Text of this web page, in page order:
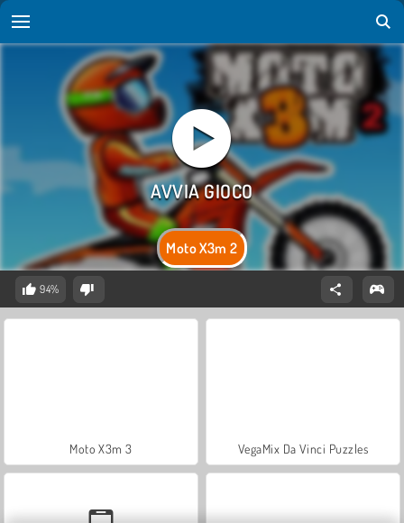
Moto X3m 2
94%
Moto X3m 3 VegaMix Da Vinci Puzzles